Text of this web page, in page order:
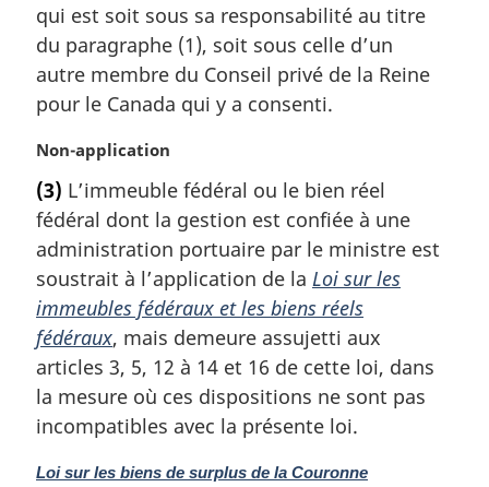
g
i
n
a
l
e
qui est soit sous sa responsabilité au titre
du paragraphe (1), soit sous celle d’un
autre membre du Conseil privé de la Reine
pour le Canada qui y a consenti.
N
t
e
m
a
g
i
n
a
l
e
:
Non-application
(3) L’immeuble fédéral ou le bien réel
fédéral dont la gestion est confiée à une
administration portuaire par le ministre est
soustrait à l’application de la Loi sur les
immeubles fédéraux et les biens réels
fédéraux, mais demeure assujetti aux
articles 3, 5, 12 à 14 et 16 de cette loi, dans
la mesure où ces dispositions ne sont pas
incompatibles avec la présente loi.
N
Loi sur les biens de surplus de la Couronne